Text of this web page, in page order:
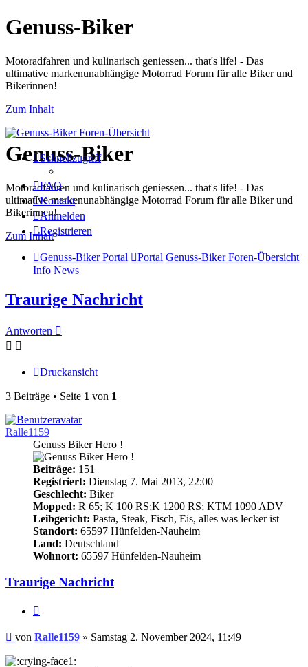
Genuss-Biker
Motoradfahren und kulinarisch geniessen... that's life! - Das
ultimative markenunabhängige Motorrad Forum für alle Biker und
Bikerinnen!
Zum Inhalt
Genuss-Biker
Motoradfahren und kulinarisch geniessen... that's life! - Das
ultimative markenunabhängige Motorrad Forum für alle Biker und
Bikerinnen!
Zum Inhalt
Schnellzugriff
FAQ
Kontakt
Anmelden
Registrieren
Genuss-Biker Portal Portal Genuss-Biker Foren-Übersicht
Info News
Traurige Nachricht
Antworten
Druckansicht
3 Beiträge • Seite 1 von 1
Ralle1159
Genuss Biker Hero !
Beiträge: 151
Registriert: Dienstag 7. Mai 2013, 22:00
Geschlecht: Biker
Mopped: R 65; K 100 RS;K 1200 RS; KTM 1090 ADV
Leibgericht: Pasta, Steak, Fisch, Eis, alles was lecker ist
Standort: 65597 Hünfelden-Nauheim
Land: Deutschland
Wohnort: 65597 Hünfelden-Nauheim
Traurige Nachricht
Beitrag
von Ralle1159 » Samstag 2. November 2024, 11:49